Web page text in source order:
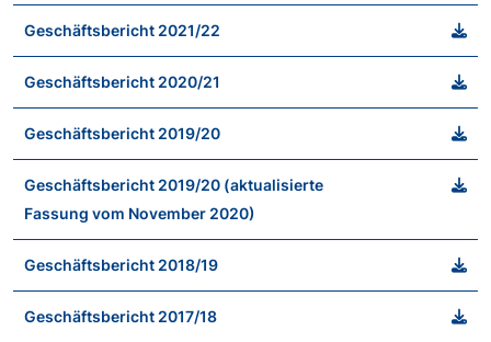
Geschäftsbericht 2021/22
Geschäftsbericht 2020/21
Geschäftsbericht 2019/20
Geschäftsbericht 2019/20 (aktualisierte
Fassung vom November 2020)
Geschäftsbericht 2018/19
Geschäftsbericht 2017/18